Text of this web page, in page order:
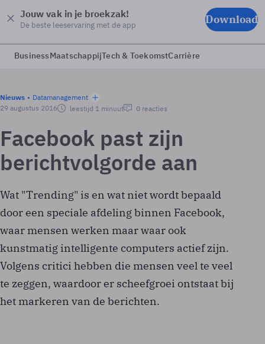
Jouw vak in je broekzak!
De beste leeservaring met de app Download
BusinessMaatschappijTech & ToekomstCarrière
Nieuws
Datamanagement
29 augustus 2016
leestijd 1 minuut 0 reacties
Facebook past zijn
berichtvolgorde aan
Wat "Trending" is en wat niet wordt bepaald
door een speciale afdeling binnen Facebook,
waar mensen werken maar waar ook
kunstmatig intelligente computers actief zijn.
Volgens critici hebben die mensen veel te veel
te zeggen, waardoor er scheefgroei ontstaat bij
het markeren van de berichten.